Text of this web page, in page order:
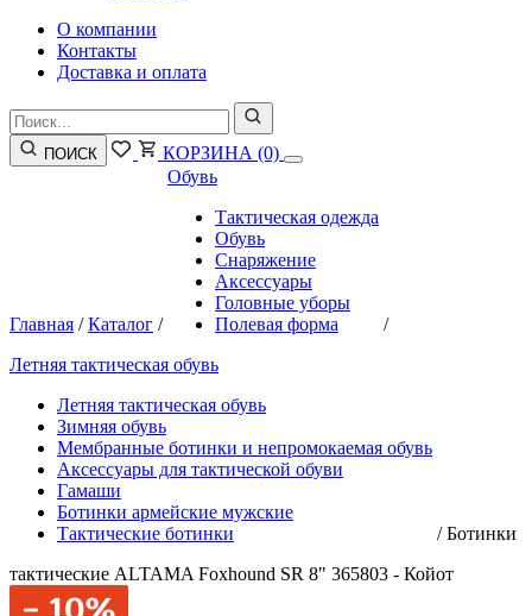
О компании
Контакты
Доставка и оплата
ПОИСК КОРЗИНА (0)
Главная /Каталог /
Обувь
Тактическая одежда
Обувь
Снаряжение
Аксессуары
Головные уборы
Полевая форма
/
Летняя тактическая обувь
Летняя тактическая обувь
Зимняя обувь
Мембранные ботинки и непромокаемая обувь
Аксессуары для тактической обуви
Гамаши
Ботинки армейские мужские
Тактические ботинки
/Ботинки
тактические ALTAMA Foxhound SR 8" 365803 - Койот